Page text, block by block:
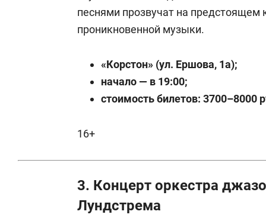
песнями прозвучат на предстоящем
проникновенной музыки.
«Корстон» (ул. Ершова, 1а);
начало — в 19:00;
стоимость билетов: 3700–8000
16+
3. Концерт оркестра
Лундстрема